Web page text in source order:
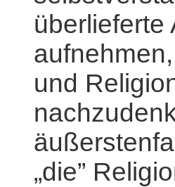
überlieferte
und
„die”